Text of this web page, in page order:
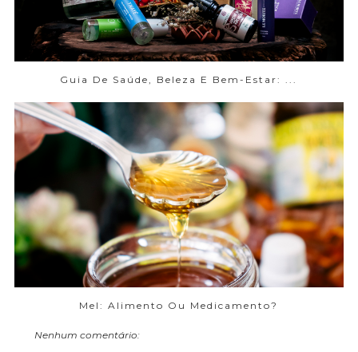
Guia De Saúde, Beleza E Bem-Estar: ...
Mel: Alimento Ou Medicamento?
Nenhum comentário: